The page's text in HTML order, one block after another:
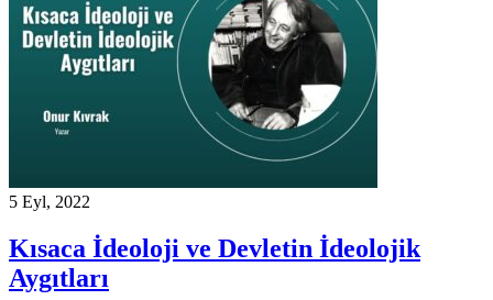
5 Eyl, 2022
Kısaca İdeoloji ve Devletin İdeolojik
Aygıtları